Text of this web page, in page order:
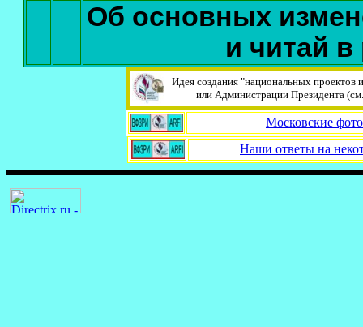
Об основных
и читай
Идея создания "национальных проектов
или Администрации Президента
Московские
Наши ответы на